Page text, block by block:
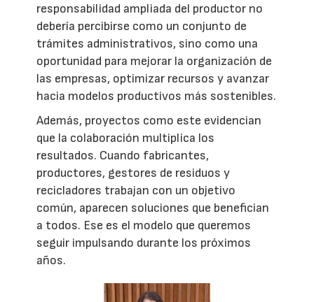
responsabilidad ampliada del productor no
debería percibirse como un conjunto de
trámites administrativos, sino como una
oportunidad para mejorar la organización de
las empresas, optimizar recursos y avanzar
hacia modelos productivos más sostenibles.
Además, proyectos como este evidencian
que la colaboración multiplica los
resultados. Cuando fabricantes,
productores, gestores de residuos y
recicladores trabajan con un objetivo
común, aparecen soluciones que benefician
a todos. Ese es el modelo que queremos
seguir impulsando durante los próximos
años.